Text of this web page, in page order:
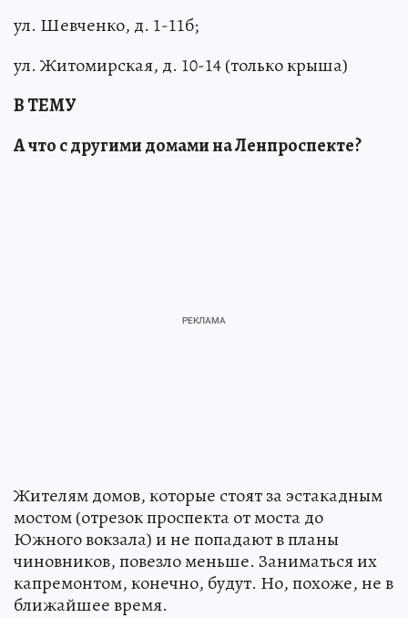
ул. Шевченко, д. 1-11б;
ул. Житомирская, д. 10-14 (только крыша)
В ТЕМУ
А что с другими домами на Ленпроспекте?
Жителям домов, которые стоят за эстакадным
мостом (отрезок проспекта от моста до
Южного вокзала) и не попадают в планы
чиновников, повезло меньше. Заниматься их
капремонтом, конечно, будут. Но, похоже, не в
ближайшее время.